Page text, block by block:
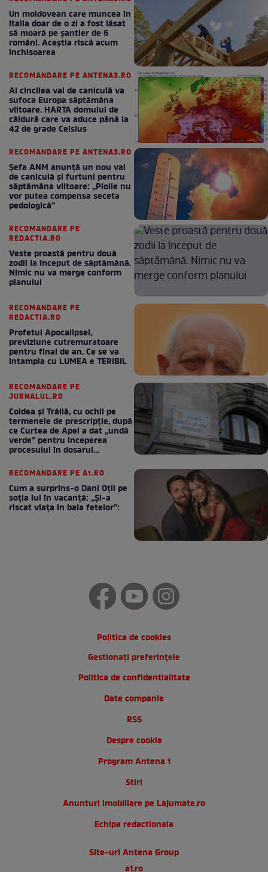
Un moldovean care muncea în
Italia doar de o zi a fost lăsat
să moară pe şantier de 6
români. Aceștia riscă acum
închisoarea
RECOMANDARE PE ANTENA3.RO
Al cincilea val de caniculă va
sufoca Europa săptămâna
viitoare. HARTA domului de
căldură care va aduce până la
42 de grade Celsius
RECOMANDARE PE ANTENA3.RO
Șefa ANM anunță un nou val
de caniculă și furtuni pentru
săptămâna viitoare: „Ploile nu
vor putea compensa seceta
pedologică”
RECOMANDARE PE
REDACTIA.RO
Veste proastă pentru două
zodii la început de săptămână.
Nimic nu va merge conform
planului
RECOMANDARE PE
REDACTIA.RO
Profetul Apocalipsei,
previziune cutremuratoare
pentru final de an. Ce se va
intampla cu LUMEA e TERIBIL
RECOMANDARE PE
JURNALUL.RO
Coldea și Trăilă, cu ochii pe
termenele de prescripție, după
ce Curtea de Apel a dat „undă
verde” pentru începerea
procesului în dosarul
RECOMANDARE PE A1.RO
Cum a surprins-o Dani Oțil pe
soția lui în vacanță: „Și-a
riscat viața în baia fetelor”:
Politica de cookies
Gestionați preferințele
Politica de confidentialitate
Date companie
RSS
Despre cookie
Program Antena 1
Stiri
Anunturi imobiliare pe Lajumate.ro
Echipa redactionala
Site-uri Antena Group